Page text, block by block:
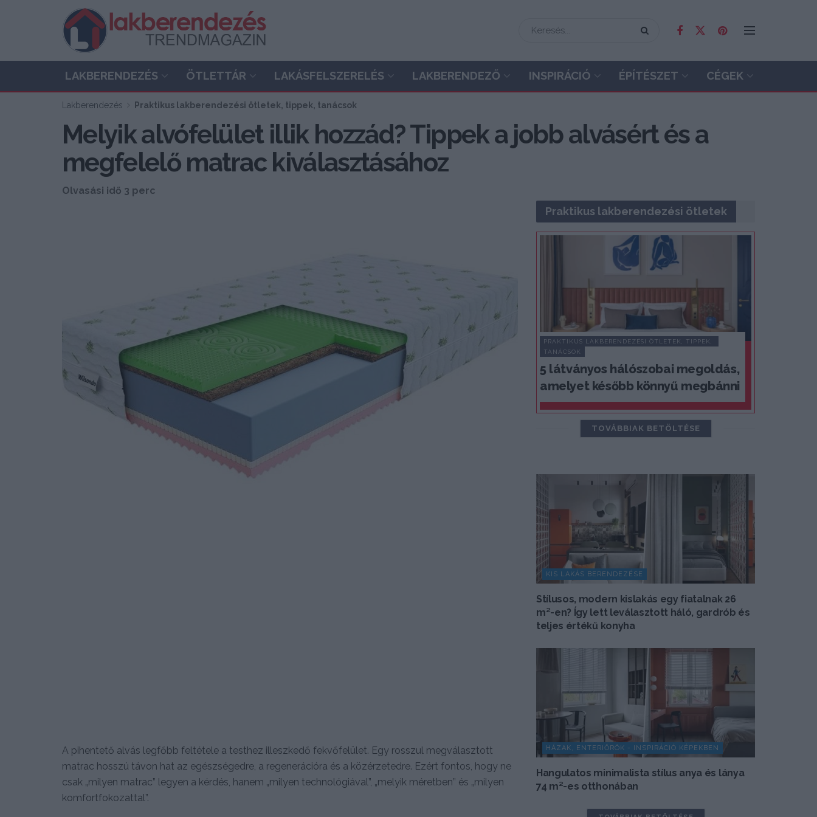
LAKBERENDEZÉS ÖTLETTÁR LAKÁSFELSZERELÉS LAKBERENDEZŐ INSPIRÁCIÓ ÉPÍTÉSZET CÉGEK
Lakberendezés Praktikus lakberendezési ötletek, tippek, tanácsok
Melyik alvófelület illik hozzád? Tippek a jobb alvásért és a
megfelelő matrac kiválasztásához
Olvasási idő 3 perc
A pihentető alvás legfőbb feltétele a testhez illeszkedő fekvőfelület. Egy rosszul megválasztott
matrac hosszú távon hat az egészségedre, a regenerációra és a közérzetedre. Ezért fontos, hogy ne
csak „milyen matrac” legyen a kérdés, hanem „milyen technológiával”, „melyik méretben” és „milyen
komfortfokozattal”.
Praktikus lakberendezési ötletek
PRAKTIKUS LAKBERENDEZÉSI ÖTLETEK, TIPPEK,
TANÁCSOK
5 látványos hálószobai megoldás,
amelyet később könnyű megbánni
TOVÁBBIAK BETÖLTÉSE
KIS LAKÁS BERENDEZÉSE
Stílusos, modern kislakás egy fiatalnak 26
m²-en? Így lett leválasztott háló, gardrób és
teljes értékű konyha
HÁZAK, ENTERIŐRÖK - INSPIRÁCIÓ KÉPEKBEN
Hangulatos minimalista stílus anya és lánya
74 m²-es otthonában